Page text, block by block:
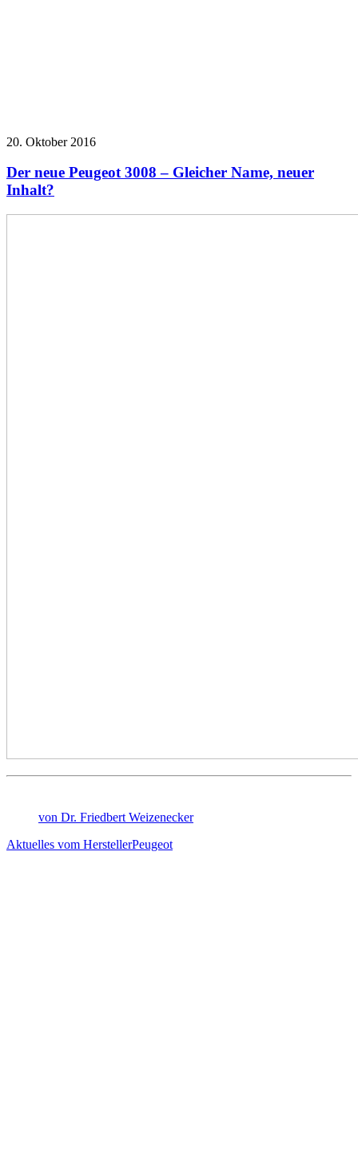
20. Oktober 2016
Der neue Peugeot 3008 – Gleicher Name, neuer
Inhalt?
von Dr. Friedbert Weizenecker
Aktuelles vom HerstellerPeugeot